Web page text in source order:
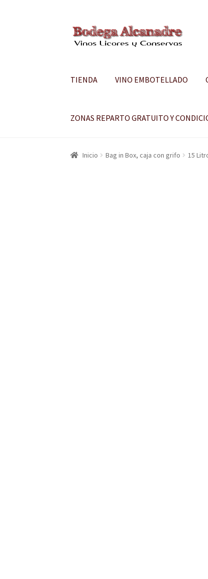
Ir
a
Ir
al
TIENDA VINO EMBOTELLADO
ZONAS REPARTO GRATUITO Y
Inicio Bag in Box, caja con grifo 15